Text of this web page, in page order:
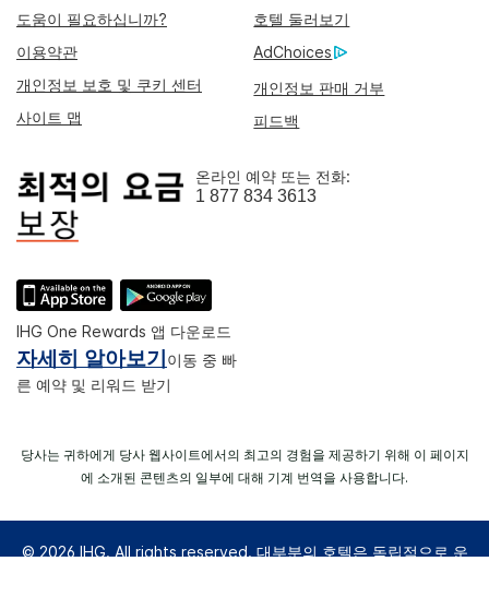
도움이 필요하십니까?
호텔 둘러보기
이용약관
AdChoices
개인정보 보호 및 쿠키 센터
개인정보 판매 거부
사이트 맵
피드백
온라인 예약 또는 전화:
1 877 834 3613
IHG One Rewards 앱 다운로드
자세히 알아보기 이동 중 빠
른 예약 및 리워드 받기
당사는 귀하에게 당사 웹사이트에서의 최고의 경험을 제공하기 위해 이 페이지
에 소개된 콘텐츠의 일부에 대해 기계 번역을 사용합니다.
© 2026 IHG. All rights reserved. 대부분의 호텔은 독립적으로 운